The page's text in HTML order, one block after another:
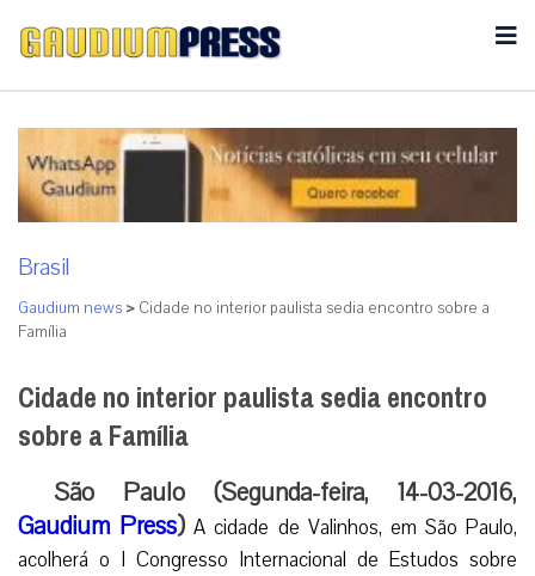
Brasil
Gaudium news > Cidade no interior paulista sedia encontro sobre a
Família
Cidade no interior paulista sedia encontro
sobre a Família
São Paulo (Segunda-feira, 14-03-2016,
Gaudium Press) A cidade de Valinhos, em São Paulo,
acolherá o I Congresso Internacional de Estudos sobre